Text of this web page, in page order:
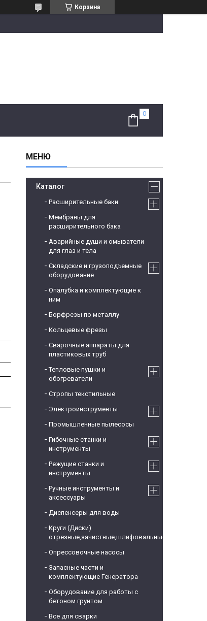
Корзина
Каталог
Расширительные баки
Мембраны для
расширительного бака
Аварийные души и омыватели
для глаз и тела
Складские и грузоподъемные
оборудование
Опалубка и комплектующие к
ним
Борфрезы по металлу
Кольцевые фрезы
Сварочные аппараты для
пластиковых труб
Тепловые пушки и
обогреватели
Стропы текстильные
Электроинструменты
Промышленные пылесосы
Гибочные станки и
инструменты
Режущие станки и
инструменты
Ручные инструменты и
аксессуары
Диспенсеры для воды
Круги (Диски)
отрезные,зачистные,шлифовальные
Опрессовочные насосы
Запасные части и
комплектующие Генератора
Оборудование для работы с
бетоном грунтом
Все для сварки